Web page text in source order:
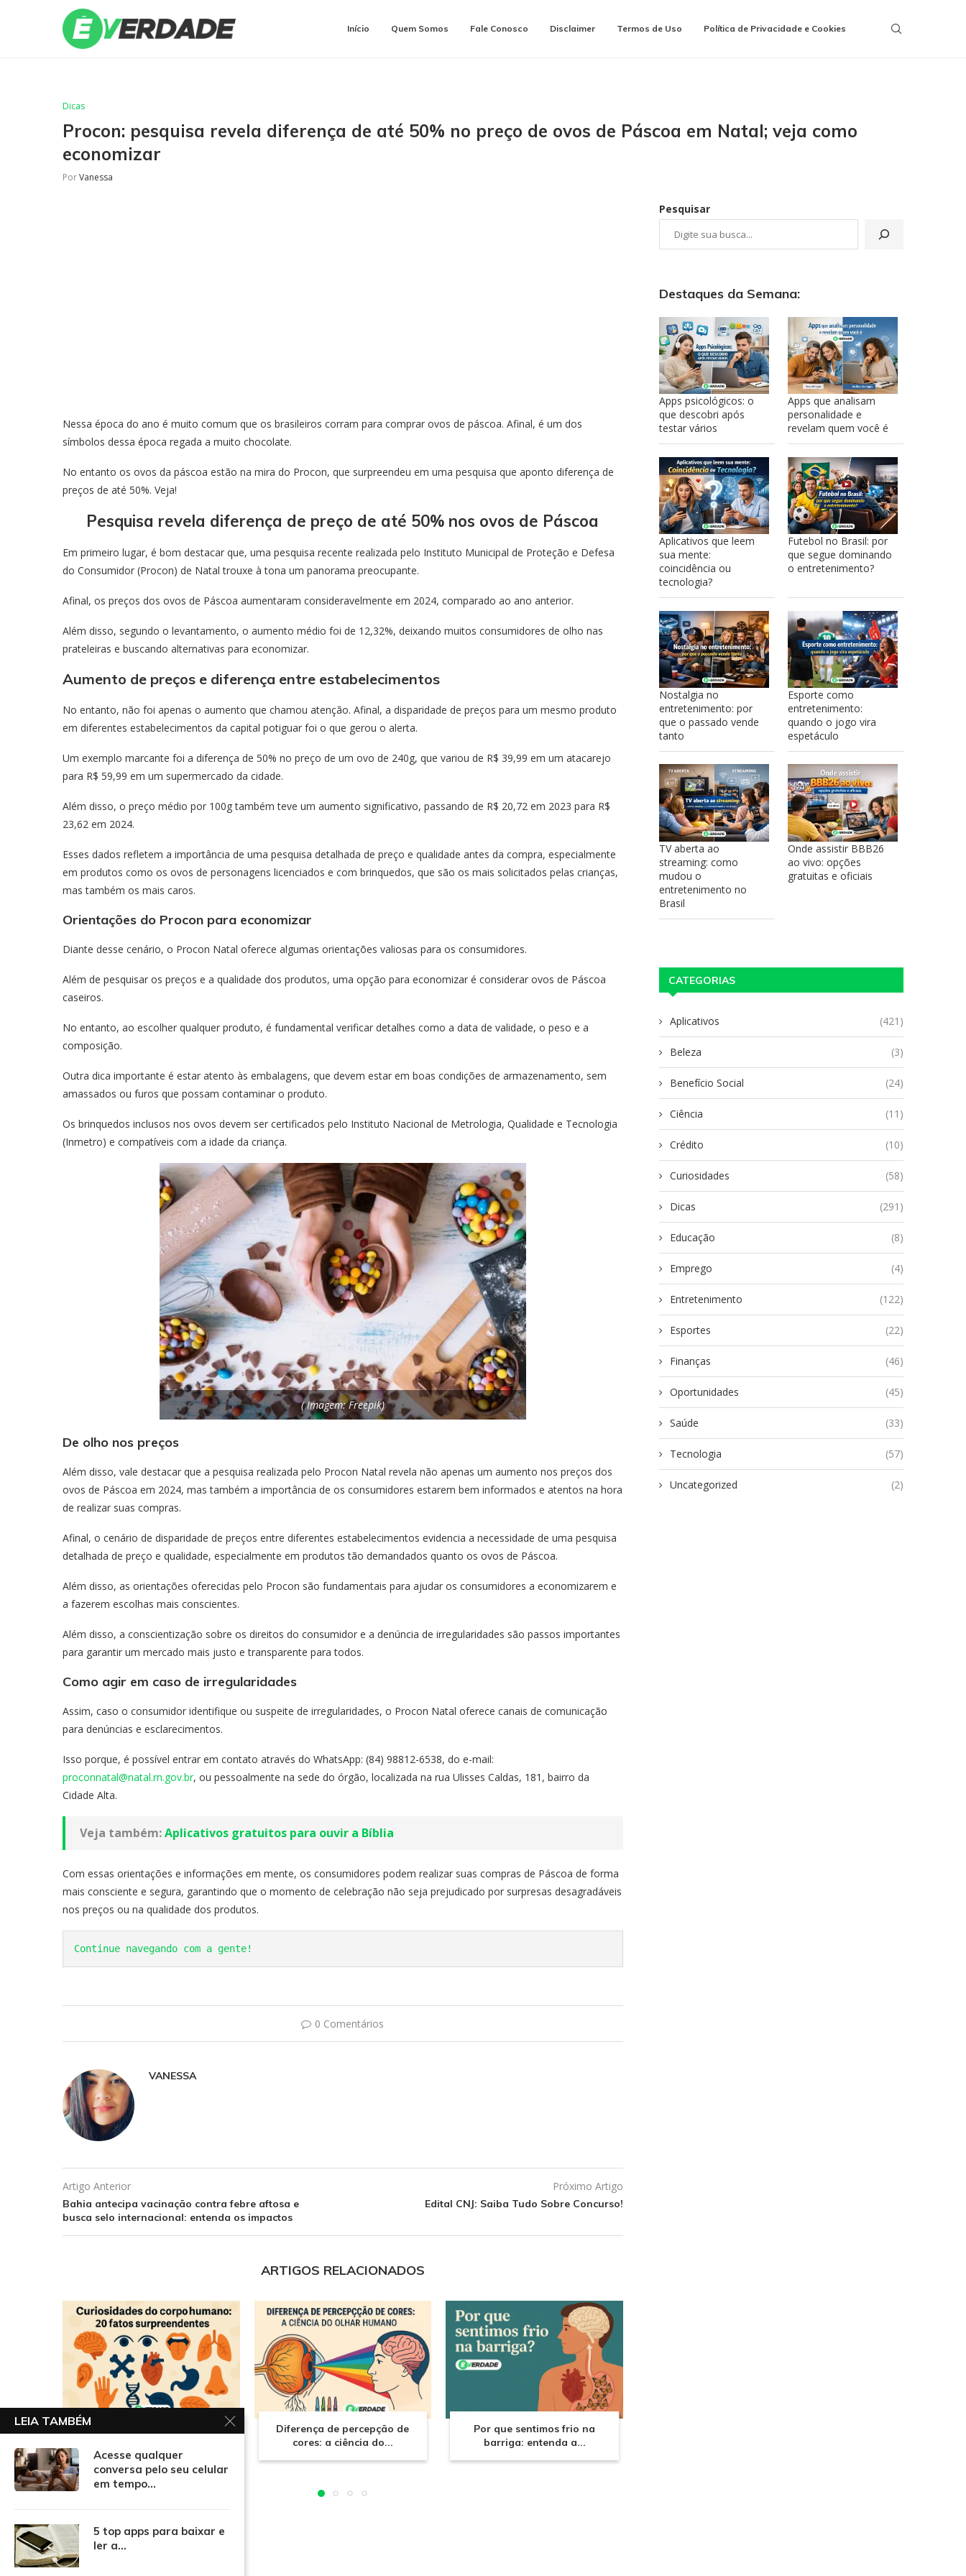
Início Quem Somos Fale Conosco Disclaimer Termos de Uso Política de Privacidade e Cookies
Dicas
Procon: pesquisa revela diferença de até 50% no preço de ovos de Páscoa em Natal; veja como
economizar
PorVanessa
Nessa época do ano é muito comum que os brasileiros corram para comprar ovos de páscoa. Afinal, é um dos
símbolos dessa época regada a muito chocolate.
No entanto os ovos da páscoa estão na mira do Procon, que surpreendeu em uma pesquisa que aponto diferença de
preços de até 50%. Veja!
Pesquisa revela diferença de preço de até 50% nos ovos de Páscoa
Em primeiro lugar, é bom destacar que, uma pesquisa recente realizada pelo Instituto Municipal de Proteção e Defesa
do Consumidor (Procon) de Natal trouxe à tona um panorama preocupante.
Afinal, os preços dos ovos de Páscoa aumentaram consideravelmente em 2024, comparado ao ano anterior.
Além disso, segundo o levantamento, o aumento médio foi de 12,32%, deixando muitos consumidores de olho nas
prateleiras e buscando alternativas para economizar.
Aumento de preços e diferença entre estabelecimentos
No entanto, não foi apenas o aumento que chamou atenção. Afinal, a disparidade de preços para um mesmo produto
em diferentes estabelecimentos da capital potiguar foi o que gerou o alerta.
Um exemplo marcante foi a diferença de 50% no preço de um ovo de 240g, que variou de R$ 39,99 em um atacarejo
para R$ 59,99 em um supermercado da cidade.
Além disso, o preço médio por 100g também teve um aumento significativo, passando de R$ 20,72 em 2023 para R$
23,62 em 2024.
Esses dados refletem a importância de uma pesquisa detalhada de preço e qualidade antes da compra, especialmente
em produtos como os ovos de personagens licenciados e com brinquedos, que são os mais solicitados pelas crianças,
mas também os mais caros.
Orientações do Procon para economizar
Diante desse cenário, o Procon Natal oferece algumas orientações valiosas para os consumidores.
Além de pesquisar os preços e a qualidade dos produtos, uma opção para economizar é considerar ovos de Páscoa
caseiros.
No entanto, ao escolher qualquer produto, é fundamental verificar detalhes como a data de validade, o peso e a
composição.
Outra dica importante é estar atento às embalagens, que devem estar em boas condições de armazenamento, sem
amassados ou furos que possam contaminar o produto.
Os brinquedos inclusos nos ovos devem ser certificados pelo Instituto Nacional de Metrologia, Qualidade e Tecnologia
(Inmetro) e compatíveis com a idade da criança.
( Imagem: Freepik)
De olho nos preços
Além disso, vale destacar que a pesquisa realizada pelo Procon Natal revela não apenas um aumento nos preços dos
ovos de Páscoa em 2024, mas também a importância de os consumidores estarem bem informados e atentos na hora
de realizar suas compras.
Afinal, o cenário de disparidade de preços entre diferentes estabelecimentos evidencia a necessidade de uma pesquisa
detalhada de preço e qualidade, especialmente em produtos tão demandados quanto os ovos de Páscoa.
Além disso, as orientações oferecidas pelo Procon são fundamentais para ajudar os consumidores a economizarem e
a fazerem escolhas mais conscientes.
Além disso, a conscientização sobre os direitos do consumidor e a denúncia de irregularidades são passos importantes
para garantir um mercado mais justo e transparente para todos.
Como agir em caso de irregularidades
Assim, caso o consumidor identifique ou suspeite de irregularidades, o Procon Natal oferece canais de comunicação
para denúncias e esclarecimentos.
Isso porque, é possível entrar em contato através do WhatsApp: (84) 98812-6538, do e-mail:
proconnatal@natal.rn.gov.br, ou pessoalmente na sede do órgão, localizada na rua Ulisses Caldas, 181, bairro da
Cidade Alta.
Veja também:Aplicativos gratuitos para ouvir a Bíblia
Com essas orientações e informações em mente, os consumidores podem realizar suas compras de Páscoa de forma
mais consciente e segura, garantindo que o momento de celebração não seja prejudicado por surpresas desagradáveis
nos preços ou na qualidade dos produtos.
Continue navegando com a gente!
0 Comentários
VANESSA
Artigo Anterior
Bahia antecipa vacinação contra febre aftosa e
busca selo internacional: entenda os impactos
Próximo Artigo
Edital CNJ: Saiba Tudo Sobre Concurso!
ARTIGOS RELACIONADOS
surpreendentes
Diferença de percepção de
cores: a ciência do...
Por que sentimos frio na
barriga: entenda a...
Pesquisar
Destaques da Semana:
Apps psicológicos: o
que descobri após
testar vários
Apps que analisam
personalidade e
revelam quem você é
Aplicativos que leem
sua mente:
coincidência ou
tecnologia?
Futebol no Brasil: por
que segue dominando
o entretenimento?
Nostalgia no
entretenimento: por
que o passado vende
tanto
Esporte como
entretenimento:
quando o jogo vira
espetáculo
TV aberta ao
streaming: como
mudou o
entretenimento no
Brasil
Onde assistir BBB26
ao vivo: opções
gratuitas e oficiais
CATEGORIAS
Aplicativos (421)
Beleza (3)
Benefício Social (24)
Ciência (11)
Crédito (10)
Curiosidades (58)
Dicas (291)
Educação (8)
Emprego (4)
Entretenimento (122)
Esportes (22)
Finanças (46)
Oportunidades (45)
Saúde (33)
Tecnologia (57)
Uncategorized (2)
LEIA TAMBÉM
Acesse qualquer
conversa pelo seu celular
em tempo...
5 top apps para baixar e
ler a...